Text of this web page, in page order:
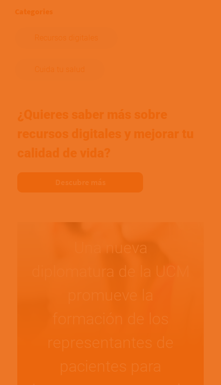
Categories
Recursos digitales
Cuida tu salud
¿Quieres saber más sobre
recursos digitales y mejorar tu
calidad de vida?
Descubre más
Una nueva
diplomatura de la UCM
promueve la
formación de los
representantes de
pacientes para